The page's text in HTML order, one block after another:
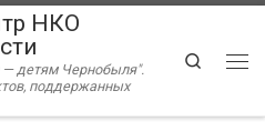
НКО
детям Чернобыля".
поддержанных
Search